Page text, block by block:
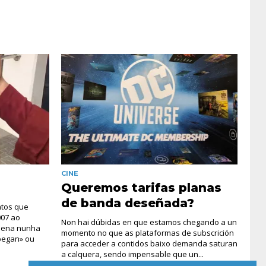
que
ao
nunha
ou
CINE
Queremos tarifas planas
de banda deseñada?
Non hai dúbidas en que estamos chegando a un
momento no que as plataformas de subscrición
para acceder a contidos baixo demanda saturan
a calquera, sendo impensable que un...